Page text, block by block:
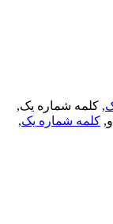
کلمه شماره یک,
کلمه شماره یک,